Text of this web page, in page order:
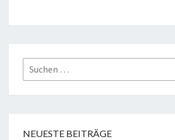
Suchen
nach:
NEUESTE BEITRÄGE